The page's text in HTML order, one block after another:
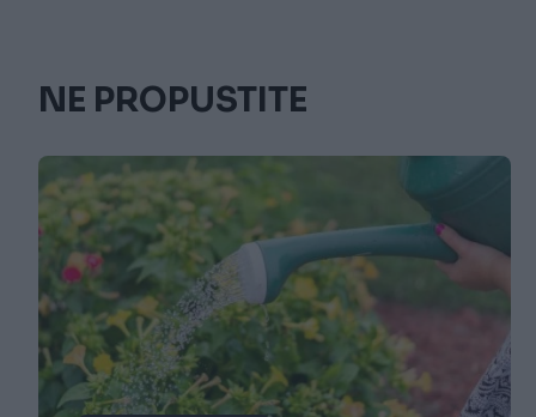
NE PROPUSTITE